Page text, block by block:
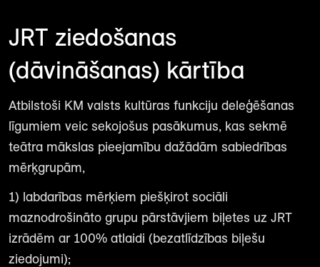
JRT ziedošanas
(dāvināšanas) kārtība
Atbilstoši KM valsts kultūras funkciju deleģēšanas
līgumiem veic sekojošus pasākumus, kas sekmē
teātra mākslas pieejamību dažādām sabiedrības
mērķgrupām,
1) labdarības mērķiem piešķirot sociāli
maznodrošināto grupu pārstāvjiem biļetes uz JRT
izrādēm ar 100% atlaidi (bezatlīdzības biļešu
ziedojumi);